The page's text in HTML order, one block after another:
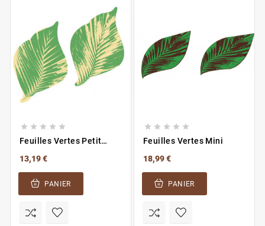
    
Feuilles Vertes Petit
13,19 €
PANIER
    
Feuilles Vertes Mini
18,99 €
PANIER